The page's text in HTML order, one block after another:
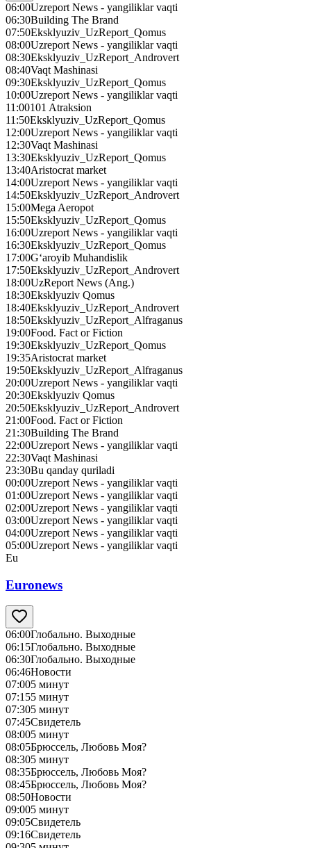
06:00Uzreport News - yangiliklar vaqti
06:30Building The Brand
07:50Eksklyuziv_UzReport_Qomus
08:00Uzreport News - yangiliklar vaqti
08:30Eksklyuziv_UzReport_Androvert
08:40Vaqt Mashinasi
09:30Eksklyuziv_UzReport_Qomus
10:00Uzreport News - yangiliklar vaqti
11:00101 Atraksion
11:50Eksklyuziv_UzReport_Qomus
12:00Uzreport News - yangiliklar vaqti
12:30Vaqt Mashinasi
13:30Eksklyuziv_UzReport_Qomus
13:40Aristocrat market
14:00Uzreport News - yangiliklar vaqti
14:50Eksklyuziv_UzReport_Androvert
15:00Mega Aeropot
15:50Eksklyuziv_UzReport_Qomus
16:00Uzreport News - yangiliklar vaqti
16:30Eksklyuziv_UzReport_Qomus
17:00G‘aroyib Muhandislik
17:50Eksklyuziv_UzReport_Androvert
18:00UzReport News (Ang.)
18:30Eksklyuziv Qomus
18:40Eksklyuziv_UzReport_Androvert
18:50Eksklyuziv_UzReport_Alfraganus
19:00Food. Fact or Fiction
19:30Eksklyuziv_UzReport_Qomus
19:35Aristocrat market
19:50Eksklyuziv_UzReport_Alfraganus
20:00Uzreport News - yangiliklar vaqti
20:30Eksklyuziv Qomus
20:50Eksklyuziv_UzReport_Androvert
21:00Food. Fact or Fiction
21:30Building The Brand
22:00Uzreport News - yangiliklar vaqti
22:30Vaqt Mashinasi
23:30Bu qanday quriladi
00:00Uzreport News - yangiliklar vaqti
01:00Uzreport News - yangiliklar vaqti
02:00Uzreport News - yangiliklar vaqti
03:00Uzreport News - yangiliklar vaqti
04:00Uzreport News - yangiliklar vaqti
05:00Uzreport News - yangiliklar vaqti
Eu
Euronews
06:00Глобально. Выходные
06:15Глобально. Выходные
06:30Глобально. Выходные
06:46Новости
07:005 минут
07:155 минут
07:305 минут
07:45Свидетель
08:005 минут
08:05Брюссель, Любовь Моя?
08:305 минут
08:35Брюссель, Любовь Моя?
08:45Брюссель, Любовь Моя?
08:50Новости
09:005 минут
09:05Свидетель
09:16Свидетель